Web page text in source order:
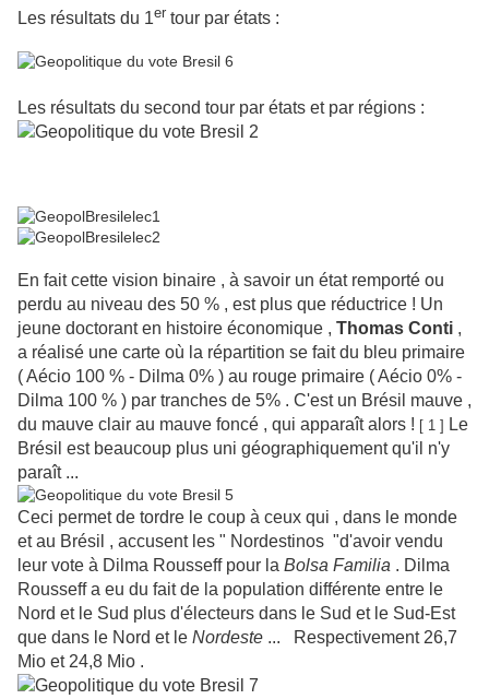
Les résultats du 1er tour par états :
Les résultats du second tour par états et par régions :
En fait cette vision binaire , à savoir un état remporté ou
perdu au niveau des 50 % , est plus que réductrice ! Un
jeune doctorant en histoire économique , Thomas Conti ,
a réalisé une carte où la répartition se fait du bleu primaire
( Aécio 100 % - Dilma 0% ) au rouge primaire ( Aécio 0% -
Dilma 100 % ) par tranches de 5% . C'est un Brésil mauve ,
du mauve clair au mauve foncé , qui apparaît alors ! [ 1 ] Le
Brésil est beaucoup plus uni géographiquement qu'il n'y
paraît ...
Ceci permet de tordre le coup à ceux qui , dans le monde
et au Brésil , accusent les " Nordestinos "d'avoir vendu
leur vote à Dilma Rousseff pour la Bolsa Familia . Dilma
Rousseff a eu du fait de la population différente entre le
Nord et le Sud plus d'électeurs dans le Sud et le Sud-Est
que dans le Nord et le Nordeste ... Respectivement 26,7
Mio et 24,8 Mio .